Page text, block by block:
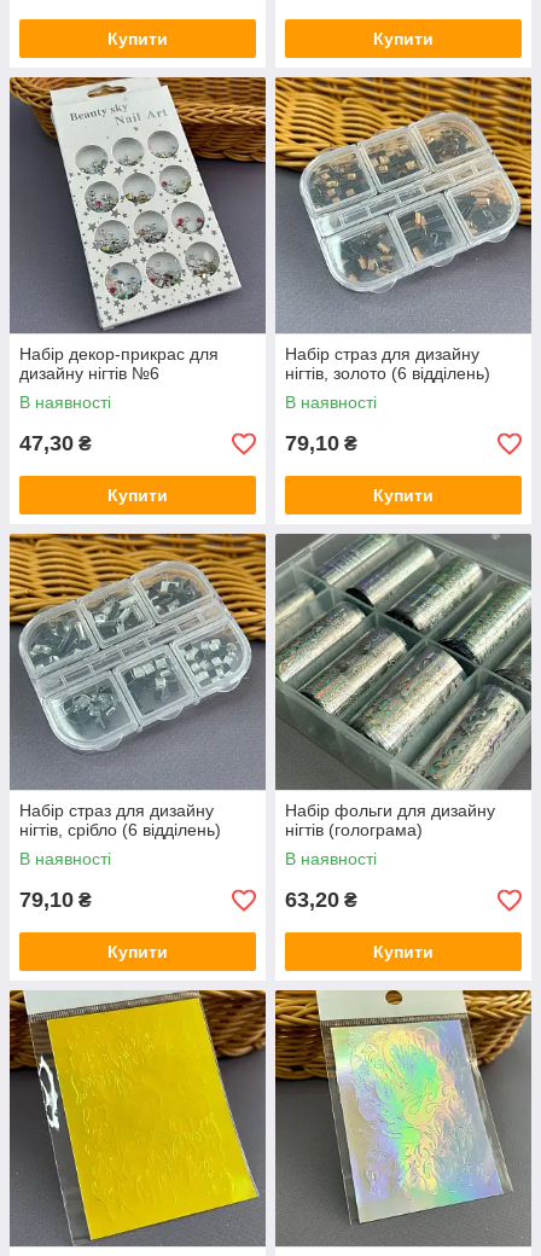
Купити Купити
Набір декор-прикрас для
дизайну нігтів №6
В наявності
47,30 ₴
Купити
Набір страз для дизайну
нігтів, золото (6 відділень)
В наявності
79,10 ₴
Купити
Набір страз для дизайну
нігтів, срібло (6 відділень)
В наявності
79,10 ₴
Купити
Набір фольги для дизайну
нігтів (голограма)
В наявності
63,20 ₴
Купити